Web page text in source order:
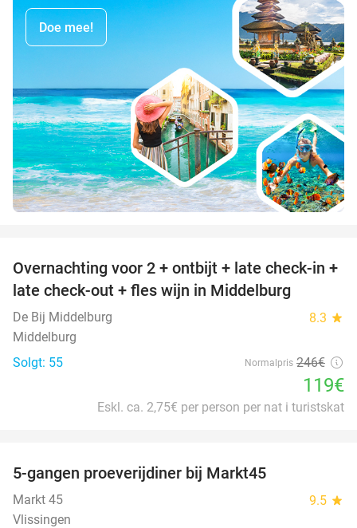
Doe mee!
52%
Overnachting voor 2 + ontbijt + late check-in +
late check-out + fles wijn in Middelburg
De Bij Middelburg 8.3 star
Middelburg
Solgt: 55
Normalpris 246€
119€
Eskl. ca. 2,75€ per person per nat i turistskat
5-gangen proeverijdiner bij Markt45
Markt 45 9.5 star
Vlissingen